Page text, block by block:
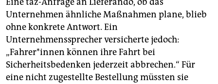
Unternehmen ähnliche Maßnahmen plane, blieb
ohne konkrete Antwort. Ein
Unternehmenssprecher versicherte jedoch:
„Fahrer*in­nen können ihre Fahrt bei
Sicherheitsbedenken jederzeit abbrechen.“ Für
eine nicht zugestellte Bestellung müssten sie